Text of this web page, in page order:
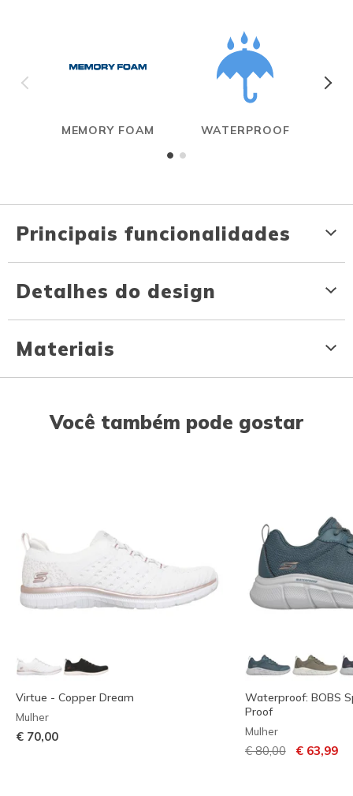
MEMORY FOAM WATERPROOF
Principais funcionalidades
Detalhes do design
Materiais
Você também pode gostar
Virtue - Copper Dream
Mulher
€ 70,00
Waterproof: BOBS
Proof
Mulher
Preço com
€ 80,00para
€ 63,99